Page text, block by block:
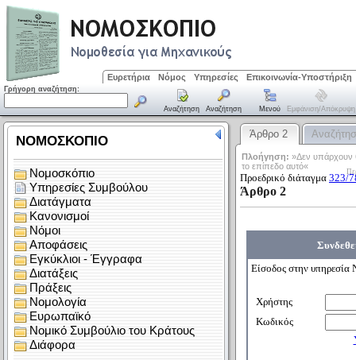
Ευρετήρια Νόμος Υπηρεσίες Επικοινωνία-Υποστήριξη
Γρήγορη αναζήτηση:
Αναζήτηση Αναζήτηση Μενού Εμφάνιση/απόκρυψη
Άρθρο 2